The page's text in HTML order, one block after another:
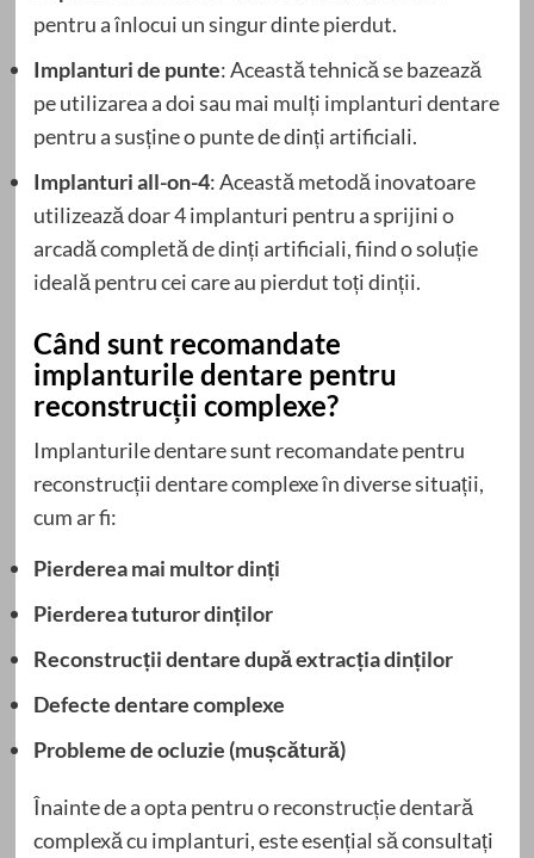
pentru a înlocui un singur dinte pierdut.
Implanturi de punte: Această tehnică se bazează
pe utilizarea a doi sau mai mulți implanturi dentare
pentru a susține o punte de dinți artificiali.
Implanturi all-on-4: Această metodă inovatoare
utilizează doar 4 implanturi pentru a sprijini o
arcadă completă de dinți artificiali, fiind o soluție
ideală pentru cei care au pierdut toți dinții.
Când sunt recomandate
implanturile dentare pentru
reconstrucții complexe?
Implanturile dentare sunt recomandate pentru
reconstrucții dentare complexe în diverse situații,
cum ar fi:
Pierderea mai multor dinți
Pierderea tuturor dinților
Reconstrucții dentare după extracția dinților
Defecte dentare complexe
Probleme de ocluzie (mușcătură)
Înainte de a opta pentru o reconstrucție dentară
complexă cu implanturi, este esențial să consultați